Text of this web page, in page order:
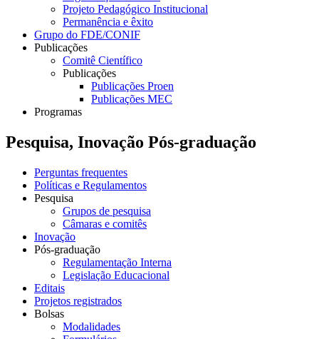
Projeto Pedagógico Institucional
Permanência e êxito
Grupo do FDE/CONIF
Publicações
Comitê Científico
Publicações
Publicações Proen
Publicações MEC
Programas
Pesquisa, Inovação Pós-graduação
Perguntas frequentes
Políticas e Regulamentos
Pesquisa
Grupos de pesquisa
Câmaras e comitês
Inovação
Pós-graduação
Regulamentação Interna
Legislação Educacional
Editais
Projetos registrados
Bolsas
Modalidades